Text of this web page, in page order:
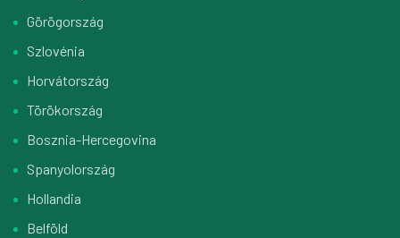
Görögország
Szlovénia
Horvátország
Törökország
Bosznia-Hercegovina
Spanyolország
Hollandia
Belföld